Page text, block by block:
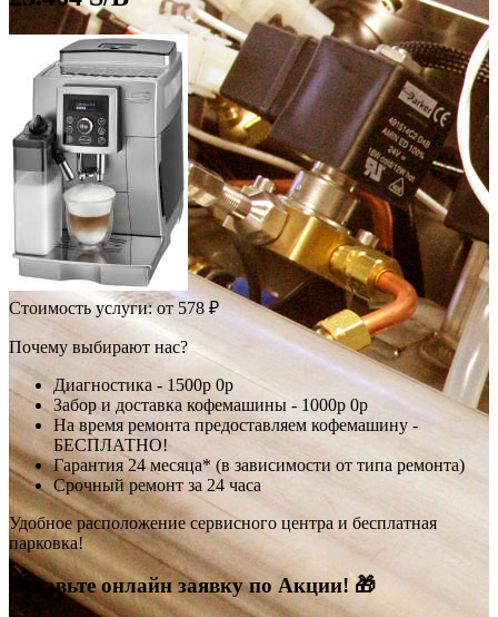
Стоимость услуги:от 578 ₽
Почему выбирают нас?
Диагностика - 1500р 0р
Забор и доставка кофемашины - 1000р 0р
На время ремонта предоставляем кофемашину -
БЕСПЛАТНО!
Гарантия 24 месяца* (в зависимости от типа ремонта)
Срочный ремонт за 24 часа
Удобное расположение сервисного центра и бесплатная
парковка!
Оставьте онлайн заявку по Акции! 🎁